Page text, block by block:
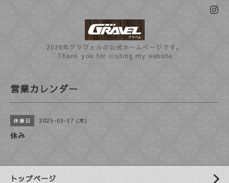
2026年グラヴェルの公式ホームぺージです。
Thank you for visiting my website
営業カレンダー
休業日 2025-03-27 (木)
休み
トップページ